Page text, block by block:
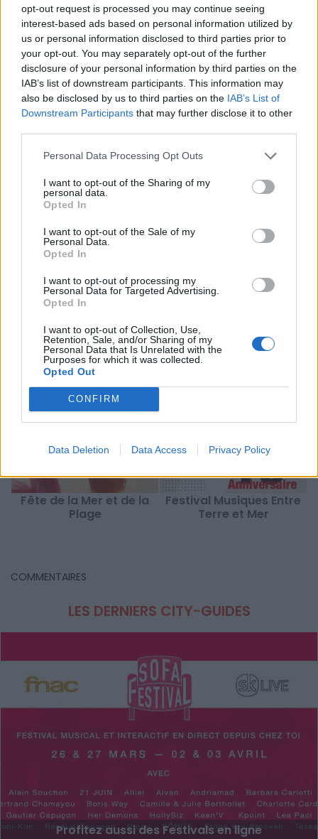
opt-out request is processed you may continue seeing
interest-based ads based on personal information utilized by
us or personal information disclosed to third parties prior to
your opt-out. You may separately opt-out of the further
disclosure of your personal information by third parties on the
IAB’s list of downstream participants. This information may
also be disclosed by us to third parties on the IAB’s List of
Downstream Participants that may further disclose it to other
Personal Data Processing Opt Outs
I want to opt-out of the Sharing of my
personal data.
Opted In
I want to opt-out of the Sale of my
Personal Data.
Opted In
I want to opt-out of processing my
Personal Data for Targeted Advertising.
Opted In
I want to opt-out of Collection, Use,
Retention, Sale, and/or Sharing of my
Personal Data that Is Unrelated with the
Purposes for which it was collected.
Opted Out
CONFIRM
Data Deletion Data Access Privacy Policy
www.musiqueancienneamaguelone.com
AFFICHER LA CARTE
Hérault ,Villeneuve les Maguelone, Sorties Montpellier
À LIRE AUSSI...
Fête de la Mer et de la
Plage
Festival Musiques Entre
Terre et Mer
COMMENTAIRES
LES DERNIERS CITY-GUIDES
Profitez aussi des Festivals en ligne